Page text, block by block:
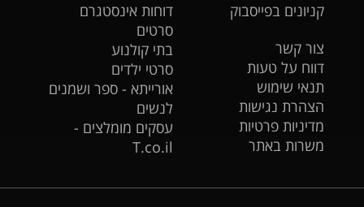
קניונים בפייסבוק
צור קשר
דווח על טעות
תנאי שימוש
הצהרת נגישות
מדיניות פרטיות
משרות באתר
דוחות אינסטגרם
סרטים
בתי קולנוע
סרטי ילדים
אורייתא - ספר ושמנים
לנשים
עסקים מומלצים -
T.co.il